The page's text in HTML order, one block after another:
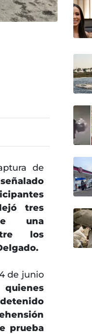
de
señalado
tres
una
los
de junio
quienes
prueba